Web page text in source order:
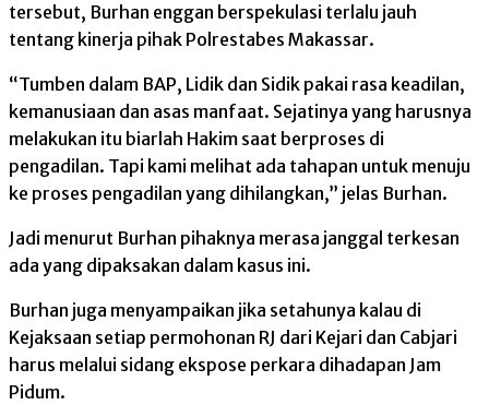
tersebut, Burhan enggan berspekulasi terlalu jauh
tentang kinerja pihak Polrestabes Makassar.
“Tumben dalam BAP, Lidik dan Sidik pakai rasa keadilan,
kemanusiaan dan asas manfaat. Sejatinya yang harusnya
melakukan itu biarlah Hakim saat berproses di
pengadilan. Tapi kami melihat ada tahapan untuk menuju
ke proses pengadilan yang dihilangkan,” jelas Burhan.
Jadi menurut Burhan pihaknya merasa janggal terkesan
ada yang dipaksakan dalam kasus ini.
Burhan juga menyampaikan jika setahunya kalau di
Kejaksaan setiap permohonan RJ dari Kejari dan Cabjari
harus melalui sidang ekspose perkara dihadapan Jam
Pidum.